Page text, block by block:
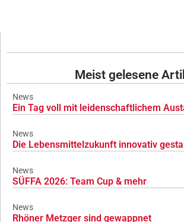
Meist gelesene
News
Ein Tag voll mit leidenschaftlichem
News
Die Lebensmittelzukunft innovativ
News
SÜFFA 2026: Team Cup & mehr
News
Rhöner Metzger sind gewappnet